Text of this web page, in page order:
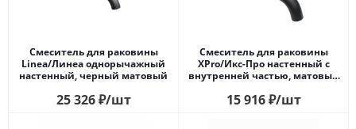
Смеситель для раковины
Linea/Линеа однорычажный
настенный, черный матовый
25 326₽/шт
Смеситель для раковины
XPro/Икс-Про настенный с
внутренней частью, матовый
15 916₽/шт